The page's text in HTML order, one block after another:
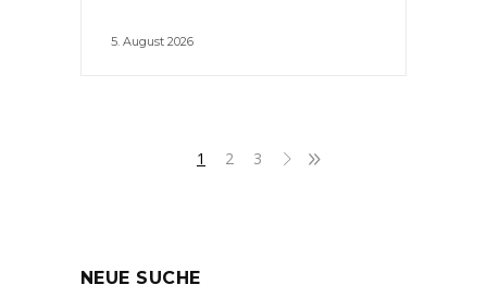
5. August 2026
1 2 3
NEUE SUCHE